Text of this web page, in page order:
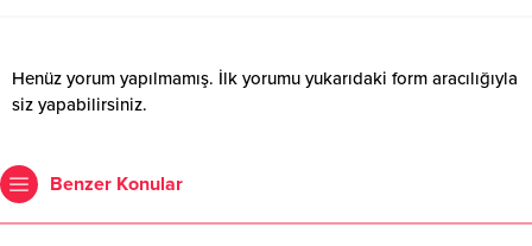
Henüz yorum yapılmamış. İlk yorumu yukarıdaki form aracılığıyla
siz yapabilirsiniz.
Benzer Konular